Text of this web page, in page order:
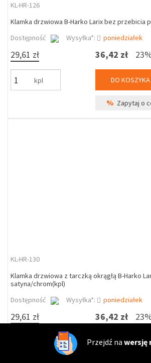
KL-HR-126
Klamka drzwiowa B-Harko Larix bez przebicia
Dostępność
Wysyłka*: poniedziałek
29,61 zł
kpl
36,42 zł
DO KOSZYKA
% Zapytaj o
KL-HR-130
Klamka drzwiowa z tarczką okrągłą B-Harko
satyna/chrom(kpl)
Dostępność
Wysyłka*: poniedziałek
29,61 zł 36,42 zł
DO KOSZYKA
Przejdź na wersję